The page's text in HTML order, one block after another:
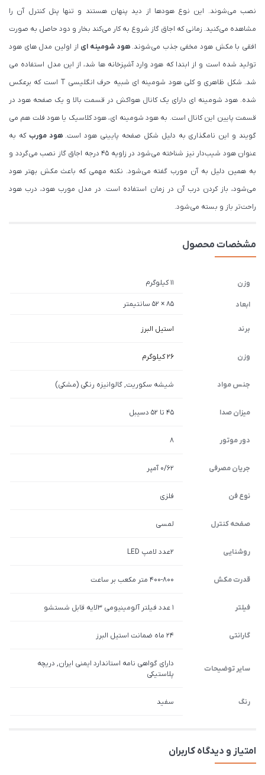
نصب می‌شوند. این نوع هودها از دید پنهان هستند و تنها پنل کنترل آن را
مشاهده می‌کنید. زمانی که اجاق گاز شروع به کار می‌کند بخار و دود حاصل به صورت
افقی با مکش هود مخفی جذب می‌شوند.هود شومینه ای از اولین مدل های هود
تولید شده است و از ابتدا که هود وارد آشپزخانه ها شد، از این مدل استفاده می
شد. شکل ظاهری و کلی هود شومینه ای شبیه حرف انگلیسی T است که برعکس
شده. هود شومینه ای دارای یک کانال هواکش در قسمت بالا و یک صفحه هود در
قسمت پایین این کانال است. به هود شومینه ای، هود کلاسیک یا هود فلت هم می
گویند و این نامگذاری به دلیل شکل صفحه پایینی هود است.هود مورب که به
عنوان هود شیب‌دار نیز شناخته می‌شود در زاویه ۴۵ درجه اجاق گاز نصب می‌گردد و
به همین دلیل به آن مورب گفته می‌شود. نکته مهمی که باعث مکش بهتر هود
می‌شود، باز کردن درب آن در زمان استفاده است. در مدل مورب هود، درب هود
راحت‌تر باز و بسته می‌شود.
مشخصات محصول
وزن 11 کیلوگرم
ابعاد 85 × 52 سانتیمتر
برند استیل البرز
وزن 26 کیلوگرم
جنس مواد شیشه سکوریت, گالوانیزه رنگی (مشکی)
میزان صدا 45 تا 52 دسیبل
دور موتور 8
جریان مصرفی 0/62 آمپر
نوع فن فلزی
صفحه کنترل لمسی
روشنایی 2عدد لامپ LED
قدرت مکش 400-800 متر مکعب بر ساعت
فیلتر 1 عدد فیلتر آلومینیومی 3لایه قابل شستشو
گارانتی 24 ماه ضمانت استیل البرز
سایر توضیحات
دارای گواهی نامه استاندارد ایمنی ایران, دریچه
پلاستیکی
رنگ سفید
امتیاز و دیدگاه کاربران